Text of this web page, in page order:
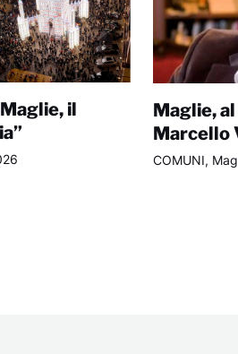
il
Maglie,
Marcello
COMUNI,